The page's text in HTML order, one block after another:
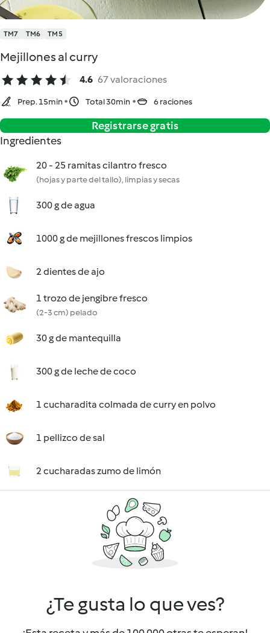
TM7 TM6 TM5
Mejillones al curry
4.6 67 valoraciones
Prep. 15min Total 30min 6 raciones
Registrarse gratis
Ingredientes
20 - 25 ramitas cilantro fresco
(hojas y parte del tallo), limpias y secas
300 g de agua
1000 g de mejillones frescos limpios
2 dientes de ajo
1 trozo de jengibre fresco
(2-3 cm) pelado
30 g de mantequilla
300 g de leche de coco
1 cucharadita colmada de curry en polvo
1 pellizco de sal
2 cucharadas zumo de limón
¿Te gusta lo que ves?